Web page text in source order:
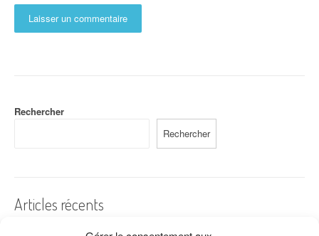
Rechercher
Rechercher
Articles récents